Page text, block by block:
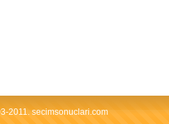
2011. secimsonuclari.com